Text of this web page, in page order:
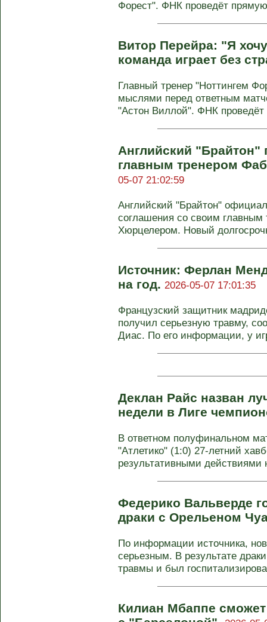
Форест". ФНК проведёт
Витор Перейра: "Я
команда играет без
Главный тренер "Ноттингем
мыслями перед ответным
"Астон Виллой". ФНК
Английский "Брайтон"
главным тренером
05-07 21:02:59
Английский "Брайтон"
соглашения со своим
Хюрцелером. Новый
Источник: Ферлан
на год. 2026-05-07 17:01:35
Французский защитник
получил серьезную травму,
Диас. По его информации, у
Деклан Райс назван
недели в Лиге
В ответном полуфинальном
"Атлетико" (1:0) 27-летний
результативными действиями
Федерико Вальверде
драки с Орельеном
По информации источника,
серьезным. В результате
травмы и был
Килиан Мбаппе